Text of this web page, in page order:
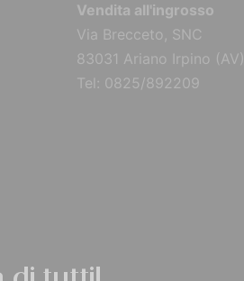
Vendita all'ingrosso
Via Brecceto, SNC
83031 Ariano Irpino (AV)
Tel: 0825/892209